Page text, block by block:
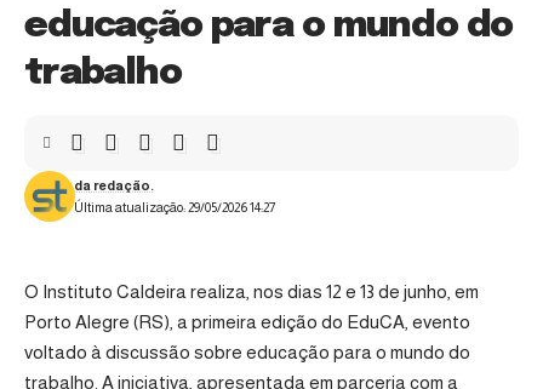
educação para o mundo do
trabalho
Última atualização: 29/05/2026 14:27
da redação.
O Instituto Caldeira realiza, nos dias 12 e 13 de junho, em
Porto Alegre (RS), a primeira edição do EduCA, evento
voltado à discussão sobre educação para o mundo do
trabalho. A iniciativa, apresentada em parceria com a